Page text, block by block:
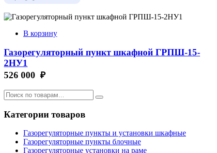
В корзину
Газорегуляторный пункт шкафной ГРПШ-15-
2НУ1
526 000 ₽
Категории товаров
Газорегуляторные пункты и установки шкафные
Газорегуляторные пункты блочные
Газорегуляторные установки на раме